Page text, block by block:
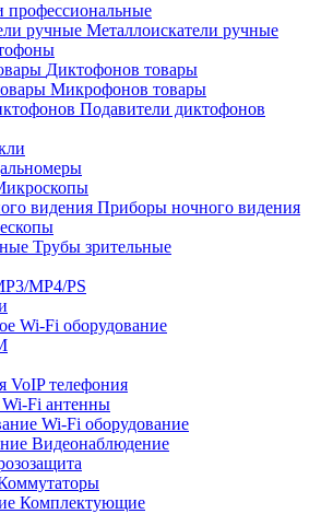
профессиональные
Металлоискатели ручные
Диктофонов товары
Микрофонов товары
Подавители диктофонов
Приборы ночного видения
Трубы зрительные
MP4/PS
Wi-Fi оборудование
VoIP телефония
Wi-Fi антенны
Wi-Fi оборудование
Видеонаблюдение
Комплектующие